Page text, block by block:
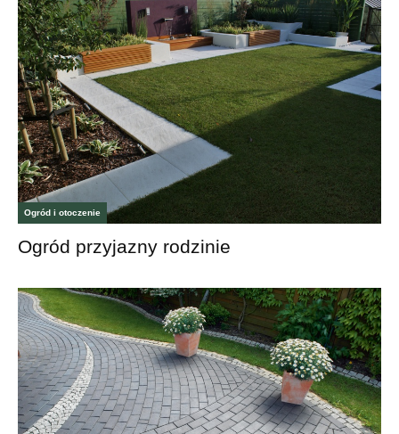
Ogród i otoczenie
Ogród przyjazny rodzinie